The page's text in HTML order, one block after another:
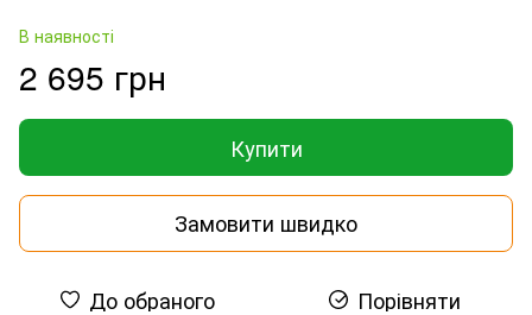
В наявності
2 695 грн
Купити
Замовити швидко
До обраного Порівняти